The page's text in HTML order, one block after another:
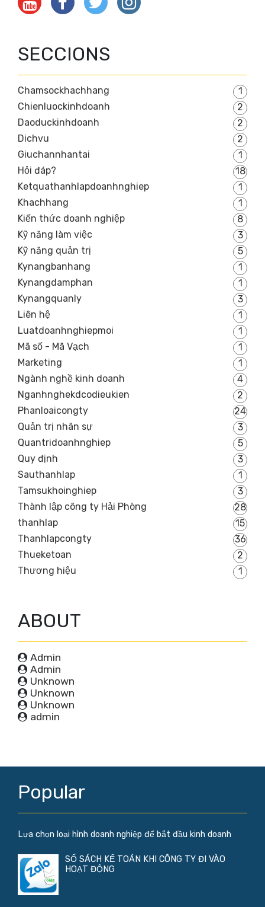
SECCIONS
Chamsockhachhang
1
Chienluockinhdoanh
2
Daoduckinhdoanh
2
Dichvu
2
Giuchannhantai
1
Hỏi đáp?
18
Ketquathanhlapdoanhnghiep
1
Khachhang
1
Kiến thức doanh nghiệp
8
Kỹ năng làm việc
3
Kỹ năng quản trị
5
Kynangbanhang
1
Kynangdamphan
1
Kynangquanly
3
Liên hệ
1
Luatdoanhnghiepmoi
1
Mã số - Mã Vạch
1
Marketing
1
Ngành nghề kinh doanh
4
Nganhnghekdcodieukien
2
Phanloaicongty
24
Quản trị nhân sự
3
Quantridoanhnghiep
5
Quy định
3
Sauthanhlap
1
Tamsukhoinghiep
3
Thành lập công ty Hải Phòng
28
thanhlap
15
Thanhlapcongty
36
Thueketoan
2
Thương hiệu
1
ABOUT
Admin
Admin
Unknown
Unknown
Unknown
admin
Popular
Lựa chọn loại hình doanh nghiệp để bắt đầu kinh doanh
SỔ SÁCH KẾ TOÁN KHI CÔNG TY ĐI VÀO
HOẠT ĐỘNG